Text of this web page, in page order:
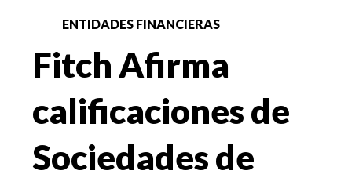
ENTIDADES FINANCIERAS
Fitch Afirma
calificaciones de
Sociedades de